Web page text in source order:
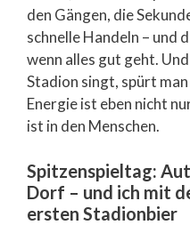
den Gängen, die
schnelle Handeln – und
wenn alles gut geht.
Stadion singt, spürt
Energie ist eben nicht
ist in den Menschen.
Spitzenspieltag:
Dorf – und ich mit
ersten Stadionbier